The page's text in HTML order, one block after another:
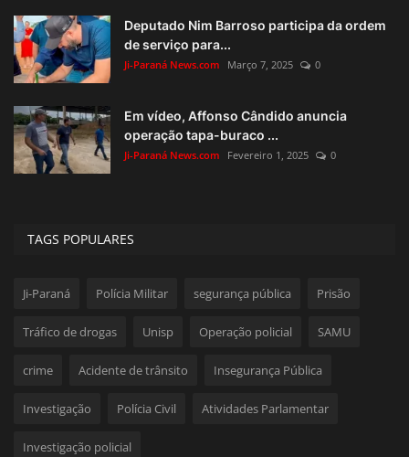
Deputado Nim Barroso participa da ordem
de serviço para...
Ji-Paraná News.com Março 7, 2025 0
Em vídeo, Affonso Cândido anuncia
operação tapa-buraco ...
Ji-Paraná News.com Fevereiro 1, 2025 0
TAGS POPULARES
Ji-Paraná Polícia Militar segurança pública Prisão
Tráfico de drogas Unisp Operação policial SAMU
crime Acidente de trânsito Insegurança Pública
Investigação Polícia Civil Atividades Parlamentar
Investigação policial